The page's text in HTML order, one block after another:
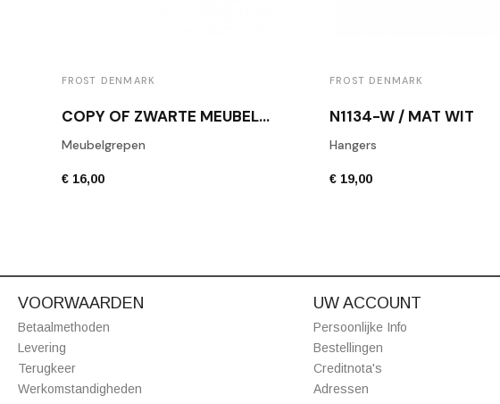
FROST DENMARK
COPY OF ZWARTE MEUBELKNOP BERTRAM BEERBAUM BB26/160 ZWART
Meubelgrepen
€ 16,00
FROST DENMARK
N1134-W / MAT WIT
Hangers
€ 19,00
VOORWAARDEN
Betaalmethoden
Levering
Terugkeer
Werkomstandigheden
UW ACCOUNT
Persoonlijke Info
Bestellingen
Creditnota's
Adressen